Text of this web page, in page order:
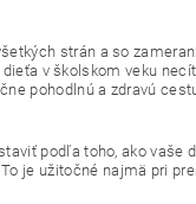
strán a so
v školskom veku
pohodlnú a zdravú
podľa toho, ako vaše
je užitočné najmä pri